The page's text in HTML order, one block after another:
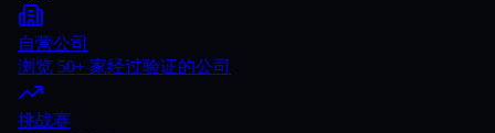
自营公司
浏览 50+ 家经过验证的公司
挑战赛